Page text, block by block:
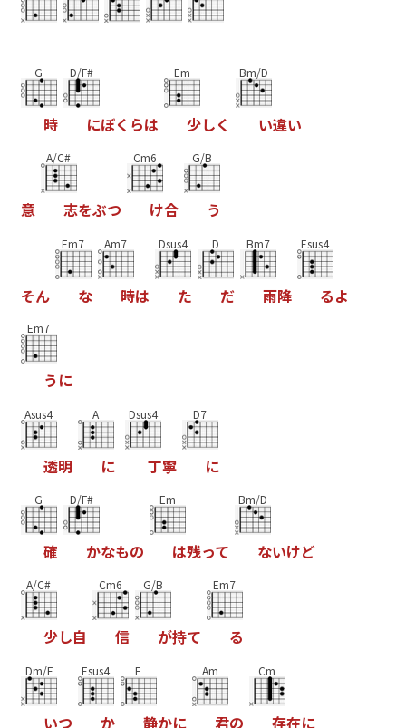
G
時
D/F#
にぼく らは
Em
少しく
Bm/D
い違い
意
A/C#
志をぶつ
Cm6
け合
G/B
う
そん
Em7
な
Am7
時は
Dsus4
た
D
だ
Bm7
雨降
Esus4
るよ
Em7
う に
Asus4
透明
A
に
Dsus4
丁寧
D7
に
G
確
D/F#
かなもの
Em
は残って
Bm/D
ないけど
A/C#
少し自
Cm6
信
G/B
が持て
Em7
る
Dm/F
いつ
Esus4
か
E
静かに
Am
君の
Cm
存在に